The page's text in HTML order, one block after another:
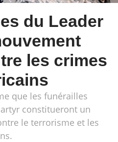
du Leader
les crimes
que les funérailles
constitueront un
le terrorisme et les